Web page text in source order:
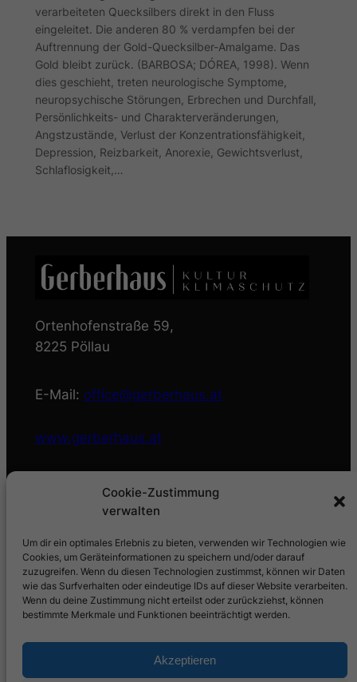
Cookie-Zustimmung
verwalten
Um dir ein optimales Erlebnis zu bieten, verwenden wir Technologien wie
Cookies, um Geräteinformationen zu speichern und/oder darauf
zuzugreifen. Wenn du diesen Technologien zustimmst, können wir Daten
wie das Surfverhalten oder eindeutige IDs auf dieser Website verarbeiten.
Wenn du deine Zustimmung nicht erteilst oder zurückziehst, können
bestimmte Merkmale und Funktionen beeinträchtigt werden.
Akzeptieren
verarbeiteten Quecksilbers direkt in den Fluss
eingeleitet. Die anderen 80 % verdampfen bei der
Auftrennung der Gold-Quecksilber-Amalgame. Das
Gold bleibt zurück. (BARBOSA; DÓREA, 1998). Wenn
dies geschieht, treten neurologische Symptome,
neuropsychische Störungen, Erbrechen und Durchfall,
Persönlichkeits- und Charakterveränderungen,
Angstzustände, Verlust der Konzentrationsfähigkeit,
Depression, Reizbarkeit, Anorexie, Gewichtsverlust,
Schlaflosigkeit,…
Ortenhofenstraße 59,
8225 Pöllau
E-Mail: office@gerberhaus.at
www.gerberhaus.at
Tel.: +43 3335 3962
Gratis aus Österreich: 0800 608 618